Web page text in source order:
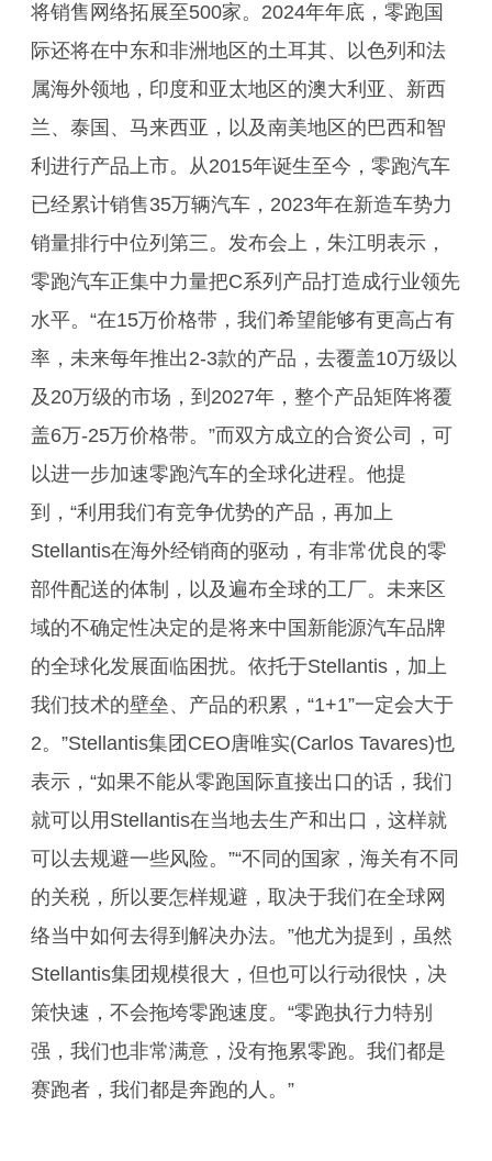
将销售网络拓展至500家。2024年年底，零跑国
际还将在中东和非洲地区的土耳其、以色列和法
属海外领地，印度和亚太地区的澳大利亚、新西
兰、泰国、马来西亚，以及南美地区的巴西和智
利进行产品上市。从2015年诞生至今，零跑汽车
已经累计销售35万辆汽车，2023年在新造车势力
销量排行中位列第三。发布会上，朱江明表示，
零跑汽车正集中力量把C系列产品打造成行业领先
水平。“在15万价格带，我们希望能够有更高占有
率，未来每年推出2-3款的产品，去覆盖10万级以
及20万级的市场，到2027年，整个产品矩阵将覆
盖6万-25万价格带。”而双方成立的合资公司，可
以进一步加速零跑汽车的全球化进程。他提
到，“利用我们有竞争优势的产品，再加上
Stellantis在海外经销商的驱动，有非常优良的零
部件配送的体制，以及遍布全球的工厂。未来区
域的不确定性决定的是将来中国新能源汽车品牌
的全球化发展面临困扰。依托于Stellantis，加上
我们技术的壁垒、产品的积累，“1+1”一定会大于
2。”Stellantis集团CEO唐唯实(Carlos Tavares)也
表示，“如果不能从零跑国际直接出口的话，我们
就可以用Stellantis在当地去生产和出口，这样就
可以去规避一些风险。”“不同的国家，海关有不同
的关税，所以要怎样规避，取决于我们在全球网
络当中如何去得到解决办法。”他尤为提到，虽然
Stellantis集团规模很大，但也可以行动很快，决
策快速，不会拖垮零跑速度。“零跑执行力特别
强，我们也非常满意，没有拖累零跑。我们都是
赛跑者，我们都是奔跑的人。”